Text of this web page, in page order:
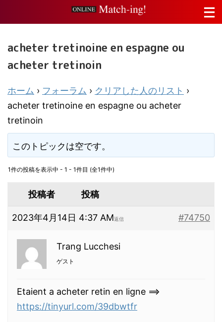
acheter tretinoine en espagne ou
acheter tretinoin
ホーム › フォーラム › クリアした人のリスト ›
acheter tretinoine en espagne ou acheter
tretinoin
このトピックは空です。
1件の投稿を表示中 - 1 - 1件目 (全1件中)
投稿者 投稿
2023年4月14日 4:37 AM #74750
返信
Trang Lucchesi
ゲスト
Etaient a acheter retin en ligne ==>
https://tinyurl.com/39dbwtfr